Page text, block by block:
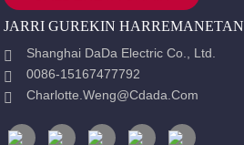
JARRI GUREKIN HARREMANETAN
Shanghai DaDa Electric Co., Ltd.
0086-15167477792
Charlotte.weng@cdada.com